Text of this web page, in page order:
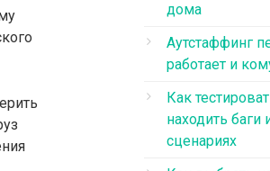
дома
Аутстаффинг
работает и
Как
находить баги
сценариях